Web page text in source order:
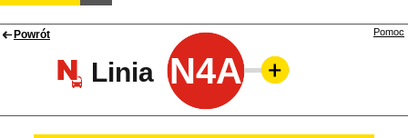
Powrót
Linia N4A
Pomoc